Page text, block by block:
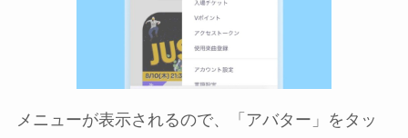
メニューが表示されるので、「アバター」をタッ